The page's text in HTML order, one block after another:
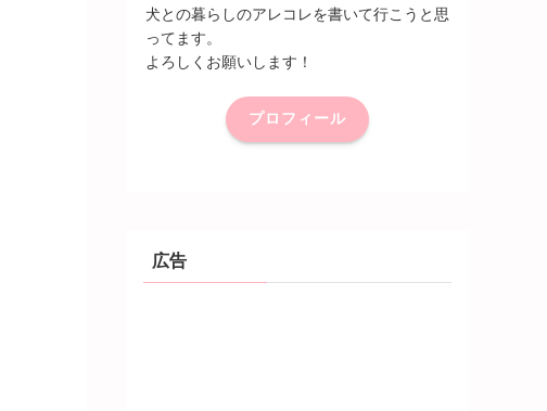
犬との暮らしのアレコレを書いて行こうと思
ってます。
よろしくお願いします！
プロフィール
広告